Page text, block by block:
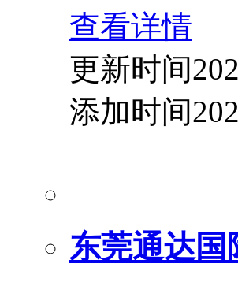
查看详情
更新时间
添加时间
东莞通达国